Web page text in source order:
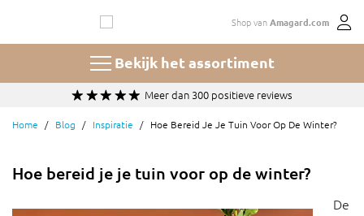
de
Shop vanAmagard.com
Bekijk het assortiment
Meer dan 300 positieve reviews
Home Blog Inspiratie Hoe Bereid Je Je Tuin Voor Op De Winter?
Hoe bereid je je tuin voor op de winter?
De